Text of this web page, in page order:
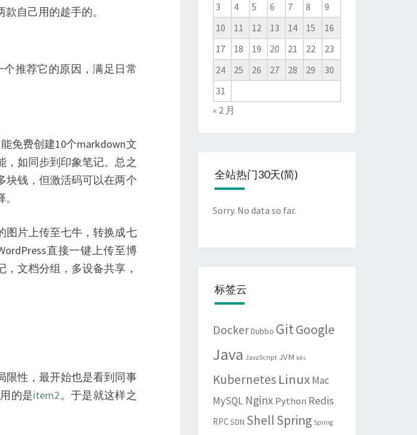
自己用的趁手的。
推荐它的原因，满足日常
免费创建10个markdown文
，如同步到印象笔记。总之
块钱，但激活码可以在两个
图片上传至七牛，转换成七
直接一键上传至博
文档分组，多设备共享，
限性，最开始也是看到同事
的是item2。于是就这样之
3
4 5 6 7 8
9
10
11 12 13 14 15
16
17
18 19 20 21 22
23
24
25 26 27 28 29
30
31
« 2 月
全站热门30天(简)
Sorry. No data so far.
标签云
Docker Dubbo GitGoogle
Java JavaScript JVM k8s
Kubernetes Linux Mac
MySQL Nginx Python Redis
RPC SDN ShellSpring Spring